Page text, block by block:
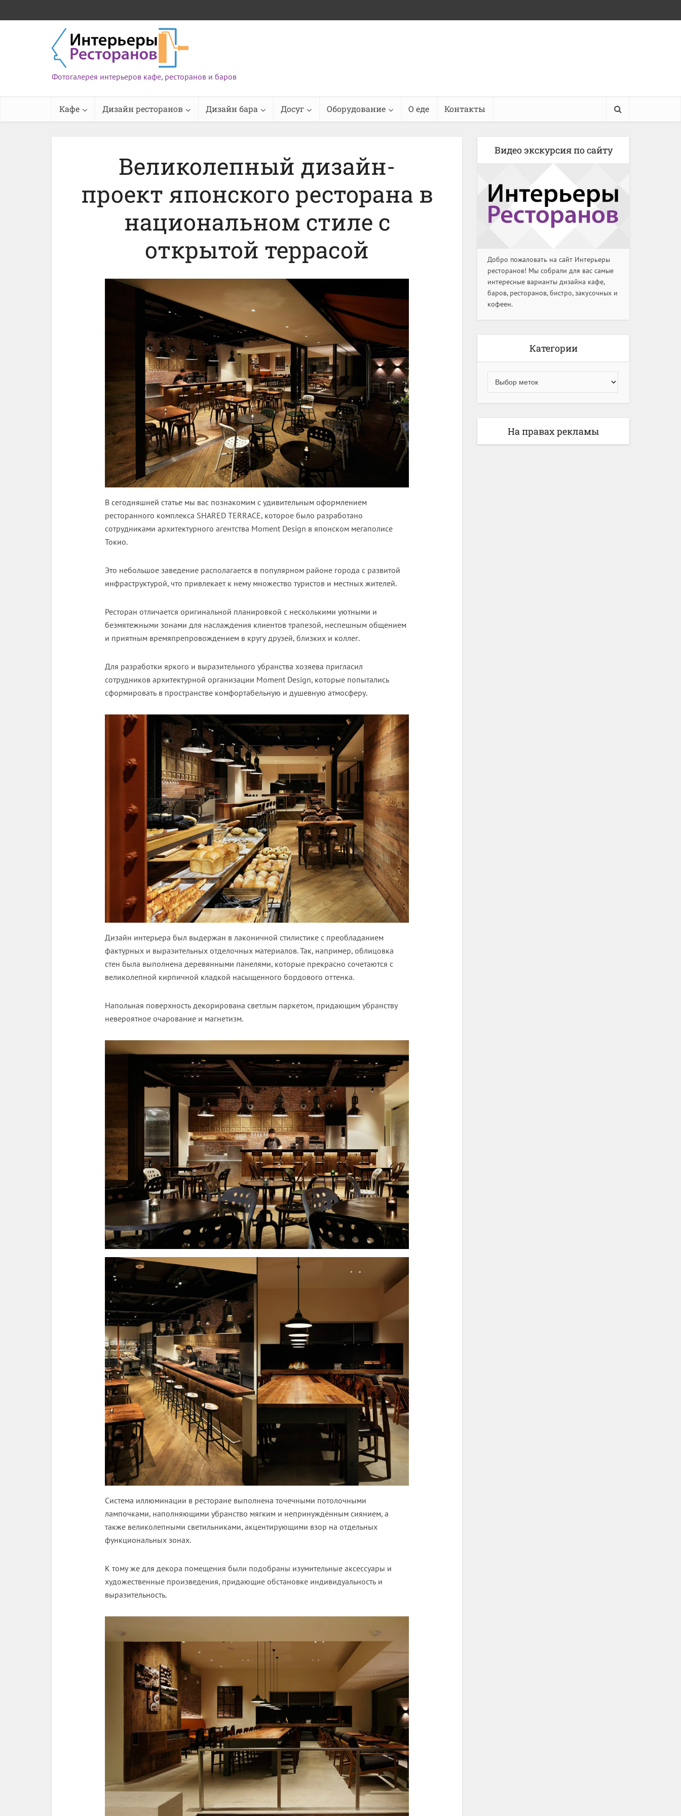
Фотогалерея интерьеров кафе, ресторанов и баров
Кафе Дизайн ресторанов Дизайн бара Досуг Оборудование О еде Контакты
Великолепный дизайн-
проект японского ресторана в
национальном стиле с
открытой террасой
В сегодняшней статье мы вас познакомим с удивительным оформлением
ресторанного комплекса SHARED TERRACE, которое было разработано
сотрудниками архитектурного агентства Moment Design в японском мегаполисе
Токио.
Это небольшое заведение располагается в популярном районе города с развитой
инфраструктурой, что привлекает к нему множество туристов и местных жителей.
Ресторан отличается оригинальной планировкой с несколькими уютными и
безмятежными зонами для наслаждения клиентов трапезой, неспешным общением
и приятным времяпрепровождением в кругу друзей, близких и коллег.
Для разработки яркого и выразительного убранства хозяева пригласил
сотрудников архитектурной организации Moment Design, которые попытались
сформировать в пространстве комфортабельную и душевную атмосферу.
Дизайн интерьера был выдержан в лаконичной стилистике с преобладанием
фактурных и выразительных отделочных материалов. Так, например, облицовка
стен была выполнена деревянными панелями, которые прекрасно сочетаются с
великолепной кирпичной кладкой насыщенного бордового оттенка.
Напольная поверхность декорирована светлым паркетом, придающим убранству
невероятное очарование и магнетизм.
Система иллюминации в ресторане выполнена точечными потолочными
лампочками, наполняющими убранство мягким и непринуждённым сиянием, а
также великолепными светильниками, акцентирующими взор на отдельных
функциональных зонах.
К тому же для декора помещения были подобраны изумительные аксессуары и
художественные произведения, придающие обстановке индивидуальность и
выразительность.
Видео экскурсия по сайту
Добро пожаловать на сайт Интерьеры
ресторанов! Мы собрали для вас самые
интересные варианты дизайна кафе,
баров, ресторанов, бистро, закусочных и
кофеен.
Категории
На правах рекламы